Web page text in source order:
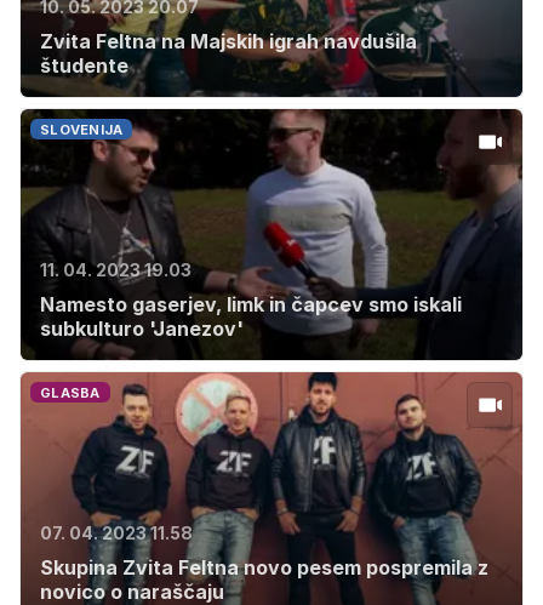
10. 05. 2023 20.07
Zvita Feltna na Majskih igrah navdušila
študente
SLOVENIJA
11. 04. 2023 19.03
Namesto gaserjev, limk in čapcev smo iskali
subkulturo 'Janezov'
GLASBA
07. 04. 2023 11.58
Skupina Zvita Feltna novo pesem pospremila z
novico o naraščaju